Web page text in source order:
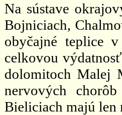
Na sústave
Bojniciach,
obyčajné teplice
celkovou
dolomitoch Malej
nervových
Bieliciach majú len